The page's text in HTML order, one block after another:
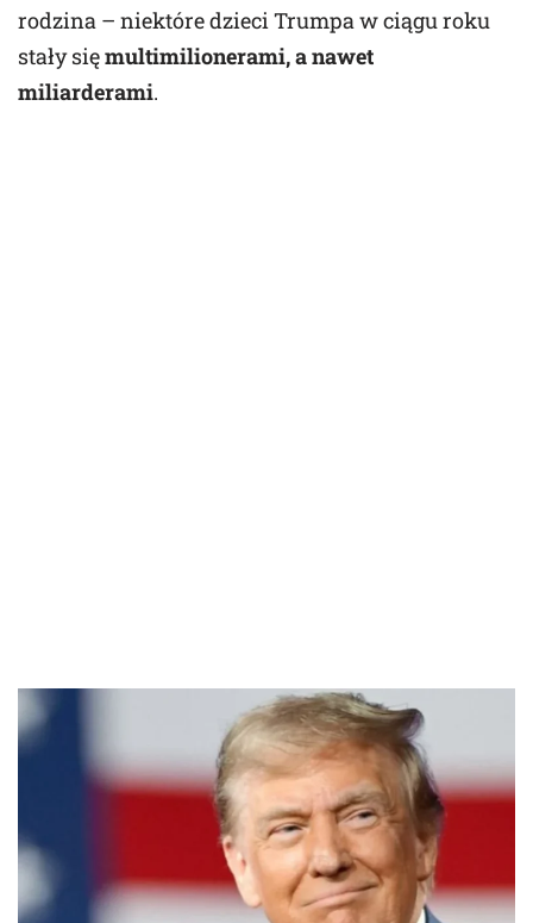
rodzina – niektóre dzieci Trumpa w ciągu roku
stały sięmultimilionerami, a nawet
miliarderami.